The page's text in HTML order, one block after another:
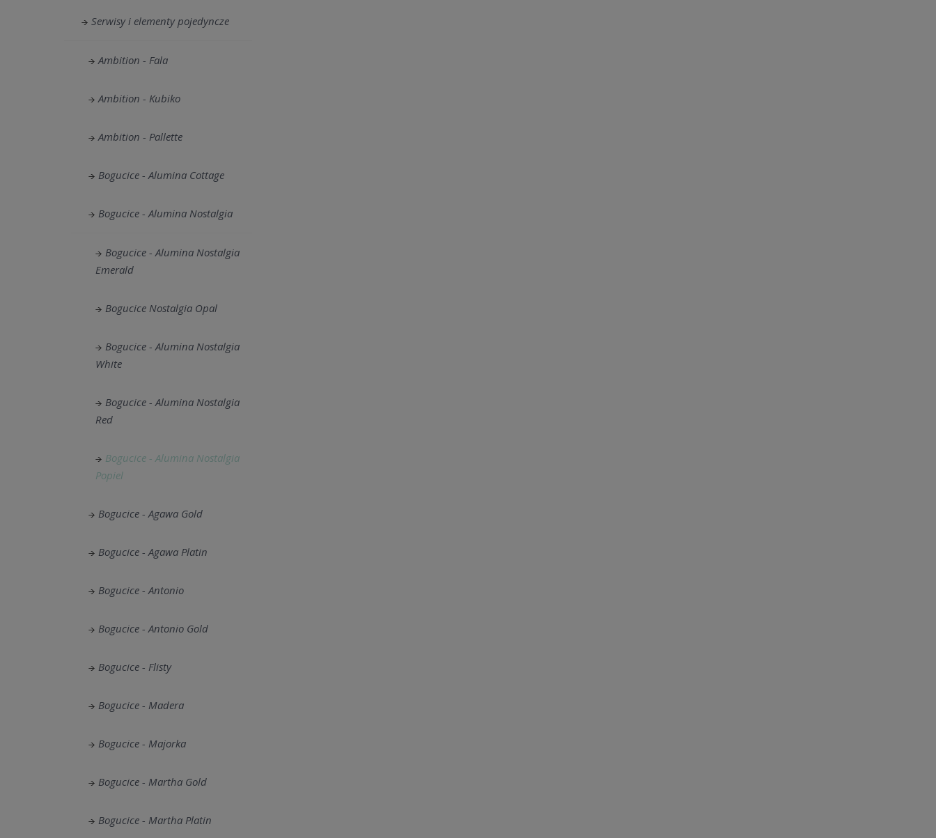
Serwisy i elementy pojedyncze
Ambition - Fala
Ambition - Kubiko
Ambition - Pallette
Bogucice - Alumina Cottage
Bogucice - Alumina Nostalgia
Bogucice - Alumina Nostalgia
Emerald
Bogucice Nostalgia Opal
Bogucice - Alumina Nostalgia
White
Bogucice - Alumina Nostalgia
Red
Bogucice - Alumina Nostalgia
Popiel
Bogucice - Agawa Gold
Bogucice - Agawa Platin
Bogucice - Antonio
Bogucice - Antonio Gold
Bogucice - Flisty
Bogucice - Madera
Bogucice - Majorka
Bogucice - Martha Gold
Bogucice - Martha Platin